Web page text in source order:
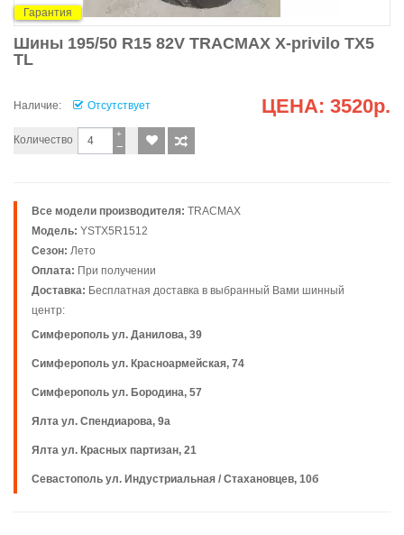
Гарантия
Шины 195/50 R15 82V TRACMAX X-privilo TX5
TL
Наличие: Отсутствует ЦЕНА: 3520р.
Количество −
+
Все модели производителя: TRACMAX
Модель: YSTX5R1512
Сезон: Лето
Оплата: При получении
Доставка: Бесплатная доставка в выбранный Вами шинный
центр:
Симферополь ул. Данилова, 39
Симферополь ул. Красноармейская, 74
Симферополь ул. Бородина, 57
Ялта ул. Спендиарова, 9а
Ялта ул. Красных партизан, 21
Севастополь ул. Индустриальная / Стахановцев, 10б